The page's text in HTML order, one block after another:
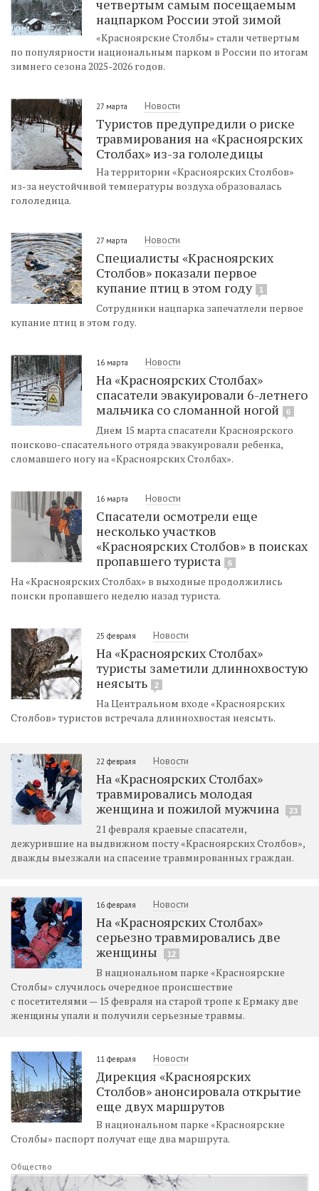
четвертым самым посещаемым
нацпарком России этой зимой
«Красноярские Столбы» стали четвертым
по популярности национальным парком в России по итогам
зимнего сезона 2025-2026 годов.
27 марта Новости
Туристов предупредили о риске
травмирования на «Красноярских
Столбах» из-за гололедицы
На территории «Красноярских Столбов»
из-за неустойчивой температуры воздуха образовалась
гололедица.
27 марта Новости
Специалисты «Красноярских
Столбов» показали первое
купание птиц в этом году
1
Сотрудники нацпарка запечатлели первое
купание птиц в этом году.
16 марта Новости
На «Красноярских Столбах»
спасатели эвакуировали 6-летнего
мальчика со сломанной ногой
6
Днем 15 марта спасатели Красноярского
поисково-спасательного отряда эвакуировали ребенка,
сломавшего ногу на «Красноярских Столбах».
16 марта Новости
Спасатели осмотрели еще
несколько участков
«Красноярских Столбов» в поисках
пропавшего туриста
6
На «Красноярских Столбах» в выходные продолжились
поиски пропавшего неделю назад туриста.
25 февраля Новости
На «Красноярских Столбах»
туристы заметили длиннохвостую
неясыть
2
На Центральном входе «Красноярских
Столбов» туристов встречала длиннохвостая неясыть.
22 февраля Новости
На «Красноярских Столбах»
травмировались молодая
женщина и пожилой мужчина
23
21 февраля краевые спасатели,
дежурившие на выдвижном посту «Красноярских Столбов»,
дважды выезжали на спасение травмированных граждан.
16 февраля Новости
На «Красноярских Столбах»
серьезно травмировались две
женщины
12
В национальном парке «Красноярские
Столбы» случилось очередное происшествие
с посетителями — 15 февраля на старой тропе к Ермаку две
женщины упали и получили серьезные травмы.
11 февраля Новости
Дирекция «Красноярских
Столбов» анонсировала открытие
еще двух маршрутов
В национальном парке «Красноярские
Столбы» паспорт получат еще два маршрута.
Общество